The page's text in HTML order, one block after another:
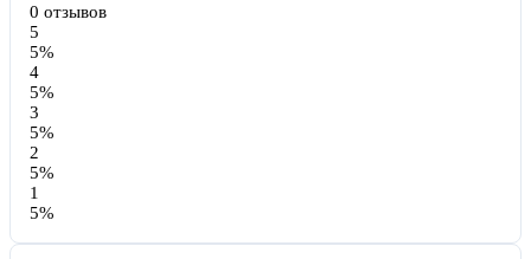
0 отзывов
5
5%
4
5%
3
5%
2
5%
1
5%